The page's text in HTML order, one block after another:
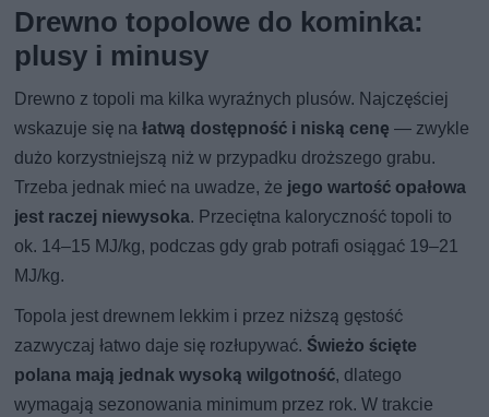
Drewno topolowe do kominka:
plusy i minusy
Drewno z topoli ma kilka wyraźnych plusów. Najczęściej
wskazuje się nałatwą dostępność i niską cenę — zwykle
dużo korzystniejszą niż w przypadku droższego grabu.
Trzeba jednak mieć na uwadze, że jego wartość opałowa
jest raczej niewysoka. Przeciętna kaloryczność topoli to
ok. 14–15 MJ/kg, podczas gdy grab potrafi osiągać 19–21
MJ/kg.
Topola jest drewnem lekkim i przez niższą gęstość
zazwyczaj łatwo daje się rozłupywać. Świeżo ścięte
polana mają jednak wysoką wilgotność, dlatego
wymagają sezonowania minimum przez rok. W trakcie